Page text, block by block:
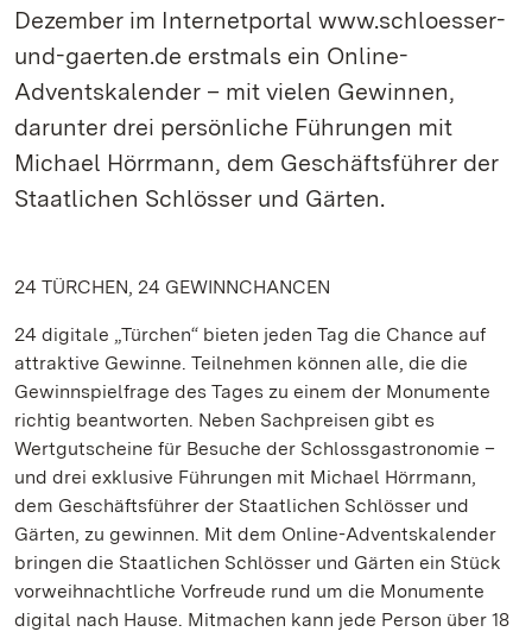
Dezember im Internetportal www.schloesser-
und-gaerten.de erstmals ein Online-
Adventskalender – mit vielen Gewinnen,
darunter drei persönliche Führungen mit
Michael Hörrmann, dem Geschäftsführer der
Staatlichen Schlösser und Gärten.
24 TÜRCHEN, 24 GEWINNCHANCEN
24 digitale „Türchen“ bieten jeden Tag die Chance auf
attraktive Gewinne. Teilnehmen können alle, die die
Gewinnspielfrage des Tages zu einem der Monumente
richtig beantworten. Neben Sachpreisen gibt es
Wertgutscheine für Besuche der Schlossgastronomie –
und drei exklusive Führungen mit Michael Hörrmann,
dem Geschäftsführer der Staatlichen Schlösser und
Gärten, zu gewinnen. Mit dem Online-Adventskalender
bringen die Staatlichen Schlösser und Gärten ein Stück
vorweihnachtliche Vorfreude rund um die Monumente
digital nach Hause. Mitmachen kann jede Person über 18